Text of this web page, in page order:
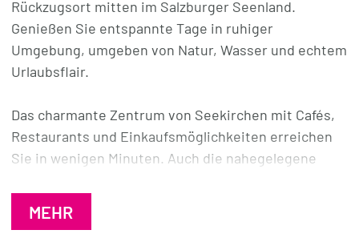
Der Wohnwagen ist gemütlich und sofort nutzbar.
Die liebevoll gestalteten Bereiche schaffen eine
warme Wohlfühlatmosphäre mit charmantem
Ob als Wochenendrefugium, Sommerdomizil oder
persönlicher Rückzugsort am See – hier können Sie
Ein besonderes Highlight: Der Wohnwagen steht auf
Rückzugsort mitten im Salzburger Seenland.
Genießen Sie entspannte Tage in ruhiger
Umgebung, umgeben von Natur, Wasser und echtem
Urlaubsflair.
Das charmante Zentrum von Seekirchen mit Cafés,
Restaurants und Einkaufsmöglichkeiten erreichen
Sie in wenigen Minuten. Auch die nahegelegene
MEHR